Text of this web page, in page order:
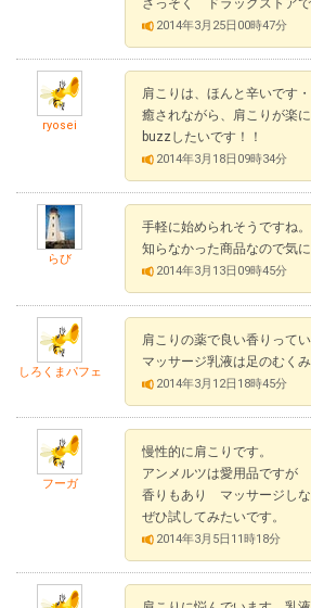
さっそく ドラッグストアで
2014年3月25日00時47分
ryosei
肩こりは、ほんと辛いです・
癒されながら、肩こりが楽
buzzしたいです！！
2014年3月18日09時34分
らび
手軽に始められそうですね。
知らなかった商品なので気に
2014年3月13日09時45分
しろくまパフェ
肩こりの薬で良い香りって
マッサージ乳液は足のむく
2014年3月12日18時45分
フーガ
慢性的に肩こりです。
アンメルツは愛用品ですが
香りもあり マッサージし
ぜひ試してみたいです。
2014年3月5日11時18分